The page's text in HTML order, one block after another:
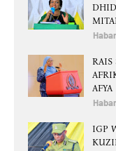
RAIS
AFYA
IGP